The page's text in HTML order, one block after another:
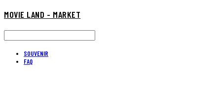
MOVIE LAND - MARKET
SOUVENIR
FAQ